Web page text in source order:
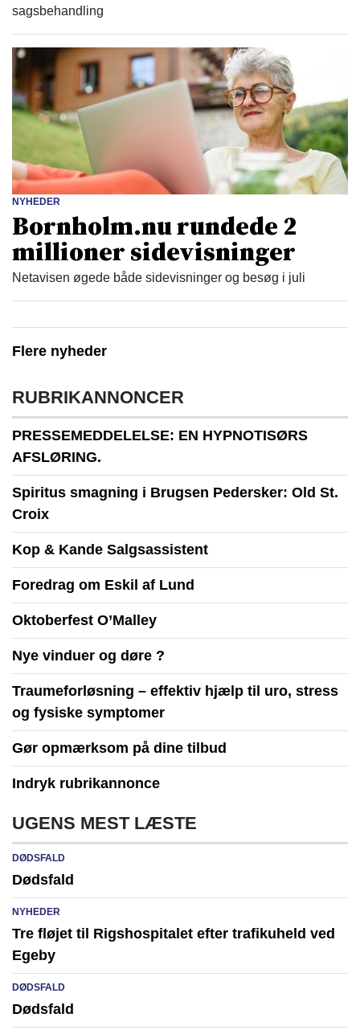
sagsbehandling
NYHEDER
Bornholm.nu rundede 2
millioner sidevisninger
Netavisen øgede både sidevisninger og besøg i juli
Flere nyheder
RUBRIKANNONCER
PRESSEMEDDELELSE: EN HYPNOTISØRS
AFSLØRING.
Spiritus smagning i Brugsen Pedersker: Old St.
Croix
Kop & Kande Salgsassistent
Foredrag om Eskil af Lund
Oktoberfest O’Malley
Nye vinduer og døre ?
Traumeforløsning – effektiv hjælp til uro, stress
og fysiske symptomer
Gør opmærksom på dine tilbud
Indryk rubrikannonce
UGENS MEST LÆSTE
DØDSFALD
Dødsfald
NYHEDER
Tre fløjet til Rigshospitalet efter trafikuheld ved
Egeby
DØDSFALD
Dødsfald